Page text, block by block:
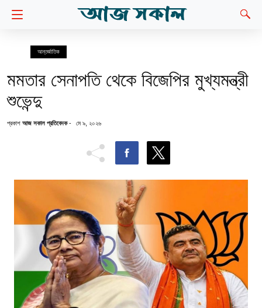
আন্তর্জাতিক
মমতার সেনাপতি থেকে বিজেপির মুখ্যমন্ত্রী
শুভেন্দু
প্রকাশ আজ সকাল প্রতিবেদক - মে ৯, ২০২৬